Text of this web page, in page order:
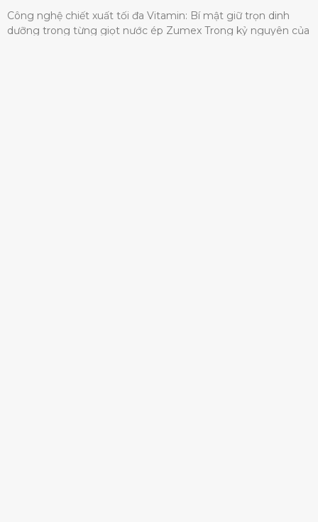
Công nghệ chiết xuất tối đa Vitamin: Bí mật giữ trọn dinh
dưỡng trong từng giọt nước ép Zumex Trong kỷ nguyên của